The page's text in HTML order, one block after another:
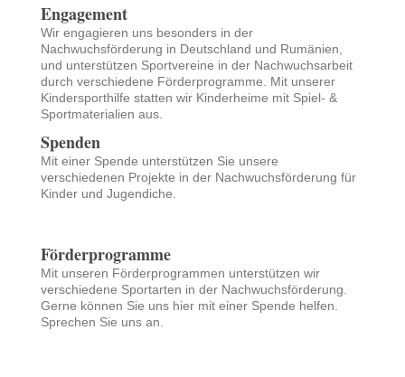
Engagement
Wir engagieren uns besonders in der
Nachwuchsförderung in Deutschland und Rumänien,
und unterstützen Sportvereine in der Nachwuchsarbeit
durch verschiedene Förderprogramme. Mit unserer
Kindersporthilfe statten wir Kinderheime mit Spiel- &
Sportmaterialien aus.
Spenden
Mit einer Spende unterstützen Sie unsere
verschiedenen Projekte in der Nachwuchsförderung für
Kinder und Jugendiche.
Förderprogramme
Mit unseren Förderprogrammen unterstützen wir
verschiedene Sportarten in der Nachwuchsförderung.
Gerne können Sie uns hier mit einer Spende helfen.
Sprechen Sie uns an.